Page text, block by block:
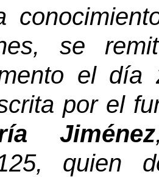
se
el
por el
Jiménez
quien